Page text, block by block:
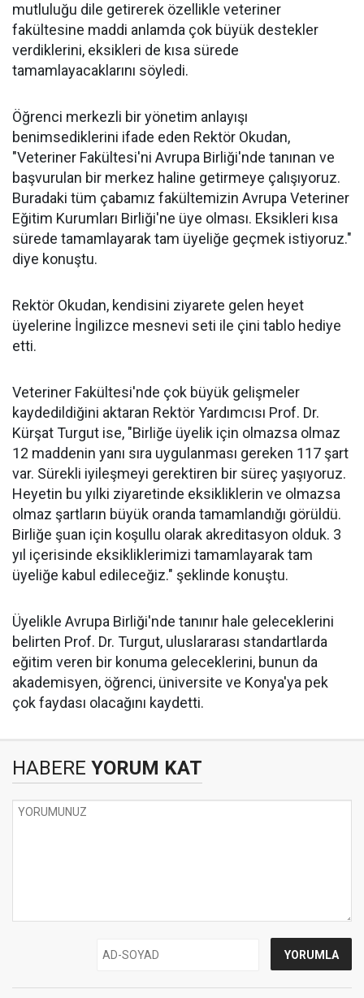
mutluluğu dile getirerek özellikle veteriner
fakültesine maddi anlamda çok büyük destekler
verdiklerini, eksikleri de kısa sürede
tamamlayacaklarını söyledi.
Öğrenci merkezli bir yönetim anlayışı
benimsediklerini ifade eden Rektör Okudan,
"Veteriner Fakültesi'ni Avrupa Birliği'nde tanınan ve
başvurulan bir merkez haline getirmeye çalışıyoruz.
Buradaki tüm çabamız fakültemizin Avrupa Veteriner
Eğitim Kurumları Birliği'ne üye olması. Eksikleri kısa
sürede tamamlayarak tam üyeliğe geçmek istiyoruz."
diye konuştu.
Rektör Okudan, kendisini ziyarete gelen heyet
üyelerine İngilizce mesnevi seti ile çini tablo hediye
etti.
Veteriner Fakültesi'nde çok büyük gelişmeler
kaydedildiğini aktaran Rektör Yardımcısı Prof. Dr.
Kürşat Turgut ise, "Birliğe üyelik için olmazsa olmaz
12 maddenin yanı sıra uygulanması gereken 117 şart
var. Sürekli iyileşmeyi gerektiren bir süreç yaşıyoruz.
Heyetin bu yılki ziyaretinde eksikliklerin ve olmazsa
olmaz şartların büyük oranda tamamlandığı görüldü.
Birliğe şuan için koşullu olarak akreditasyon olduk. 3
yıl içerisinde eksikliklerimizi tamamlayarak tam
üyeliğe kabul edileceğiz." şeklinde konuştu.
Üyelikle Avrupa Birliği'nde tanınır hale geleceklerini
belirten Prof. Dr. Turgut, uluslararası standartlarda
eğitim veren bir konuma geleceklerini, bunun da
akademisyen, öğrenci, üniversite ve Konya'ya pek
çok faydası olacağını kaydetti.
HABERE YORUM KAT